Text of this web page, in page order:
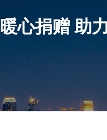
暖心捐赠 助